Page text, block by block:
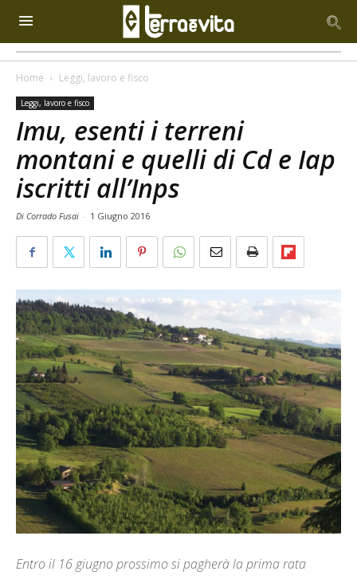
Home Leggi, lavoro e fisco
Leggi, lavoro e fisco
Imu, esenti i terreni
montani e quelli di Cd e Iap
iscritti all’Inps
Di Corrado Fusai - 1 Giugno 2016
Entro il 16 giugno prossimo si pagherà la prima rata